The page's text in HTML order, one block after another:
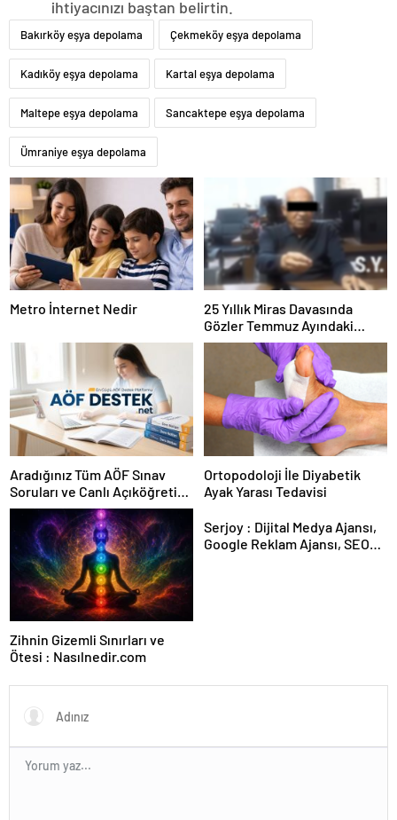
ihtiyacınızı baştan belirtin.
Bakırköy eşya depolama Çekmeköy eşya depolama
Kadıköy eşya depolama Kartal eşya depolama
Maltepe eşya depolama Sancaktepe eşya depolama
Ümraniye eşya depolama
Metro İnternet Nedir
25 Yıllık Miras Davasında
Gözler Temmuz Ayındaki
Karar Duruşmasına Çevrildi
Aradığınız Tüm AÖF Sınav
Soruları ve Canlı Açıköğretim
Forumu Burada
Ortopodoloji İle Diyabetik
Ayak Yarası Tedavisi
Zihnin Gizemli Sınırları ve
Ötesi : Nasılnedir.com
Serjoy : Dijital Medya Ajansı,
Google Reklam Ajansı, SEO